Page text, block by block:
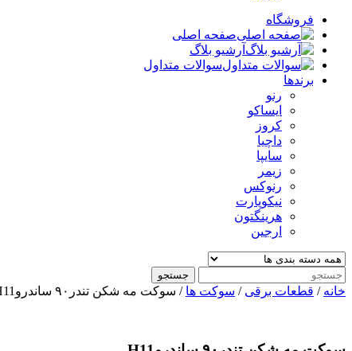
فروشگاه
صفحه اصلی
آرشیو بلاگ
سوالات متداول
برندها
رنو
ایساکو
کروز
داچیا
سایپا
زیمر
رنوکس
نیکوپارت
هرینگتون
ارجین
جستجو
خانه / قطعات برقی / سوکت ها / سوکت مه شکن تندر۹۰ ساندروH11